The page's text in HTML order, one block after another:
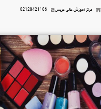
مرکز آموزش عالی عریس 02128421106